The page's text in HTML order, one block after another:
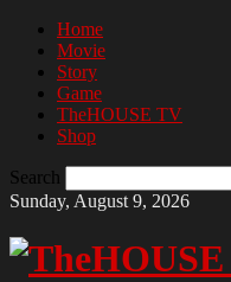
Home
Movie
Story
Game
TheHOUSE TV
Shop
Search
Sunday, August 9, 2026